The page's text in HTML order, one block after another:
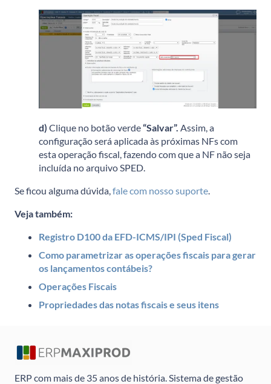
d) Clique no botão verde“Salvar”. Assim, a
configuração será aplicada às próximas NFs com
esta operação fiscal, fazendo com que a NF não seja
incluída no arquivo SPED.
Se ficou alguma dúvida, fale com nosso suporte
Veja também:
Registro D100 da EFD-ICMS/IPI (Sped Fiscal)
Como parametrizar as operações fiscais para gerar
os lançamentos contábeis?
Operações Fiscais
Propriedades das notas fiscais e seus itens
ERP com mais de 35 anos de história. Sistema de gestão